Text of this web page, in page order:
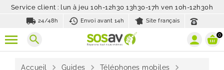
Service client : lun à jeu 10h-12h30 13h30-17h ven 10h-12h30h
local_shipping 24/48h history_toggle_off
Envoi avant 14h Site français
search 0
Accueil chevron_right Guides chevron_right Téléphones mobiles chevron_right